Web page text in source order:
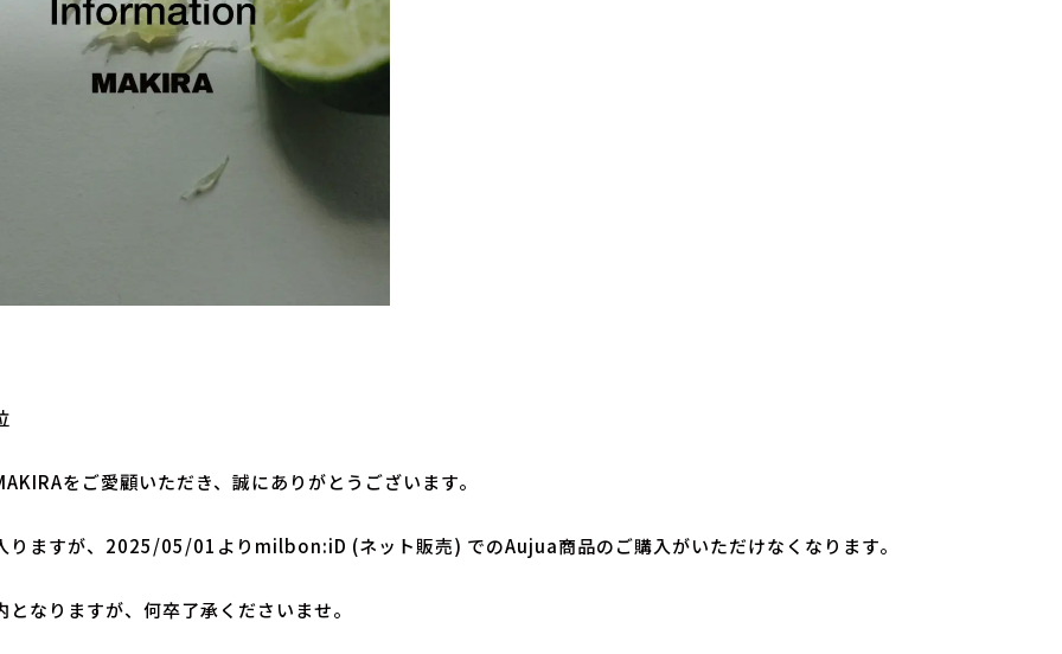
をご愛顧いただき、誠にありがとうございます。
りますが、2025/05/01よりmilbon:iD (ネット販売) でのAujua商品のご購入がいただけなくなります。
となりますが、何卒了承くださいませ。